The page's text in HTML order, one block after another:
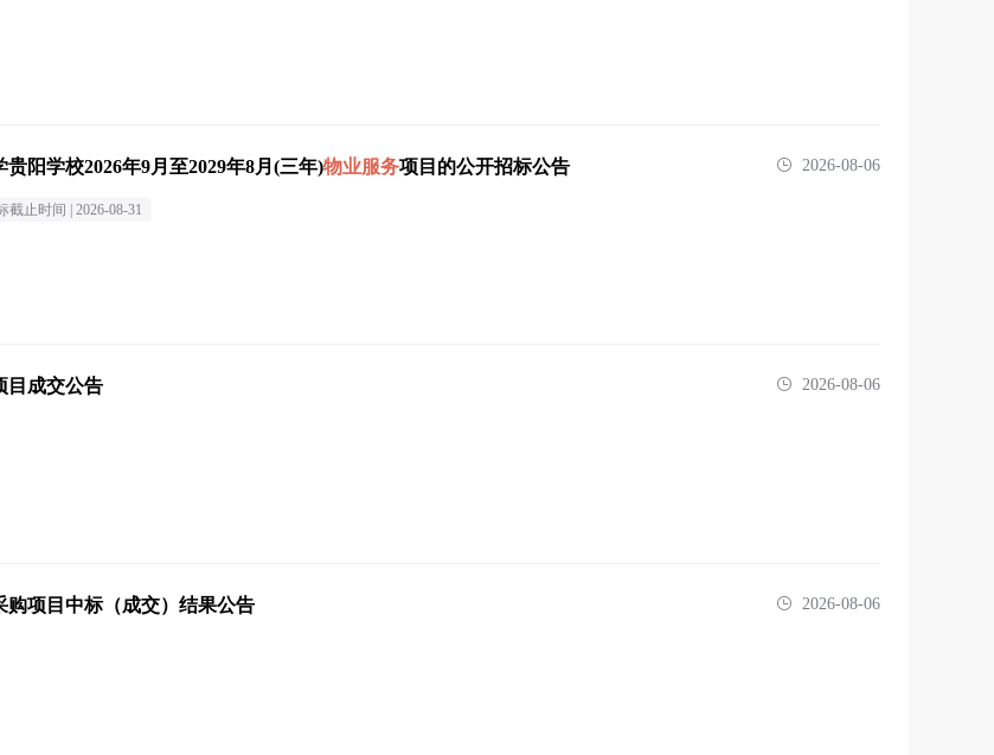
阳学校2026年9月至2029年8月(三年)物业服务项目的公开招标公告
截止时间 | 2026-08-31
2026-08-06
目成交公告 2026-08-06
购项目中标（成交）结果公告 2026-08-06